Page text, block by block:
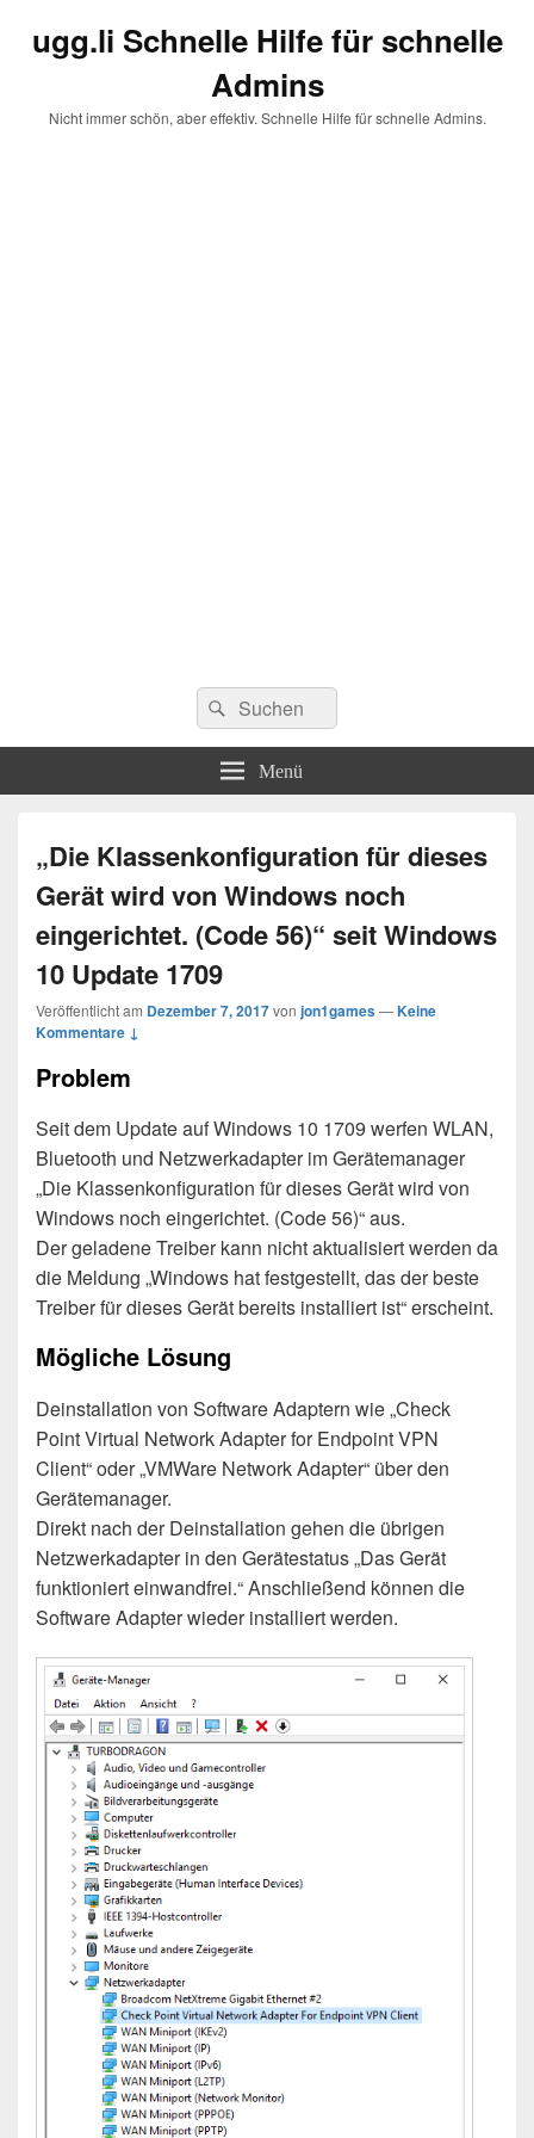
ugg.li Schnelle Hilfe für schnelle
Admins
Nicht immer schön, aber effektiv. Schnelle Hilfe für schnelle Admins.
Suchen
nach:
Suchen
Menü
„Die Klassenkonfiguration für dieses
Gerät wird von Windows noch
eingerichtet. (Code 56)“ seit Windows
10 Update 1709
Veröffentlicht am Dezember 7, 2017von jon1games—Keine
Kommentare ↓
Problem
Seit dem Update auf Windows 10 1709 werfen WLAN,
Bluetooth und Netzwerkadapter im Gerätemanager
„Die Klassenkonfiguration für dieses Gerät wird von
Windows noch eingerichtet. (Code 56)“ aus.
Der geladene Treiber kann nicht aktualisiert werden da
die Meldung „Windows hat festgestellt, das der beste
Treiber für dieses Gerät bereits installiert ist“ erscheint.
Mögliche Lösung
Deinstallation von Software Adaptern wie „Check
Point Virtual Network Adapter for Endpoint VPN
Client“ oder „VMWare Network Adapter“ über den
Gerätemanager.
Direkt nach der Deinstallation gehen die übrigen
Netzwerkadapter in den Gerätestatus „Das Gerät
funktioniert einwandfrei.“ Anschließend können die
Software Adapter wieder installiert werden.